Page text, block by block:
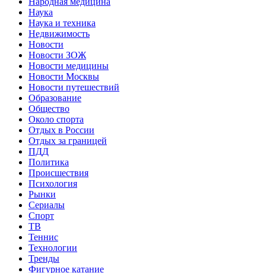
Наука
Наука и техника
Недвижимость
Новости
Новости ЗОЖ
Новости медицины
Новости Москвы
Новости путешествий
Образование
Общество
Около спорта
Отдых в России
Отдых за границей
ПДД
Политика
Происшествия
Психология
Рынки
Сериалы
Спорт
ТВ
Теннис
Технологии
Тренды
Фигурное катание